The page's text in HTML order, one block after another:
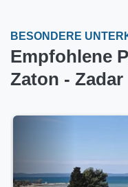
BESONDERE
Empfohlene
Zaton - Zadar